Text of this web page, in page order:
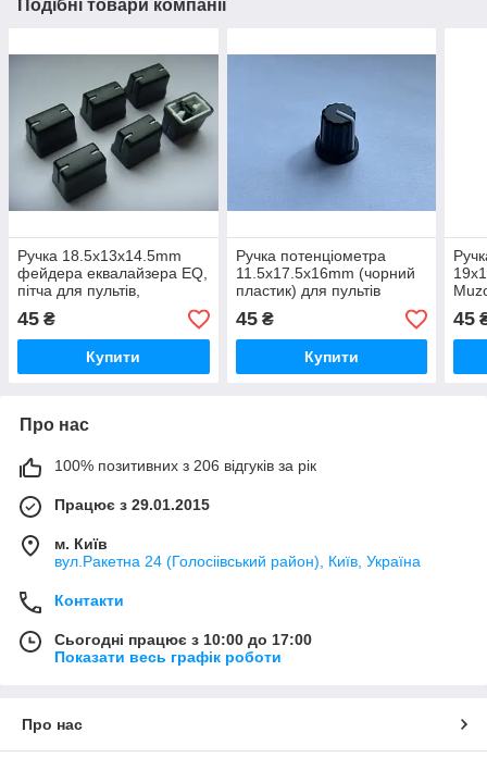
Подібні товари компанії
Ручка 18.5x13x14.5mm
фейдера еквалайзера EQ,
пітча для пультів,
синтезаторів
45 ₴
Купити
Ручка потенціометра
11.5x17.5x16mm (чорний
пластик) для пультів
45₴
Купити
45
Про нас
100% позитивних з 206 відгуків за рік
Працює з 29.01.2015
м. Київ
вул.Ракетна 24 (Голосіівський район), Київ, Україна
Контакти
Сьогодні працює з 10:00 до 17:00
Показати весь графік роботи
Про нас